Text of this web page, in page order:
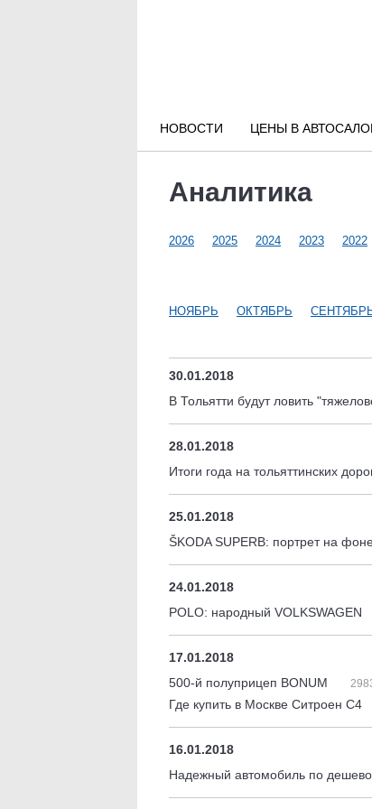
НОВОСТИ ЦЕНЫ В
Аналитика
2026 2025 2024 2023 2022
НОЯБРЬ ОКТЯБРЬ
30.01.2018
В Тольятти будут ловить
28.01.2018
Итоги года на тольяттинских
25.01.2018
ŠKODA SUPERB: портрет на
24.01.2018
POLO: народный VOLKSWAGEN
17.01.2018
500-й полуприцеп BONUM
Где купить в Москве Ситроен С4
16.01.2018
Надежный автомобиль по